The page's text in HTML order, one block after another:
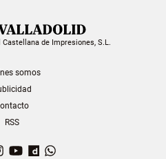
de Impresiones, S.L.
somos
RSS
Instagram
YouTubeDailymotion